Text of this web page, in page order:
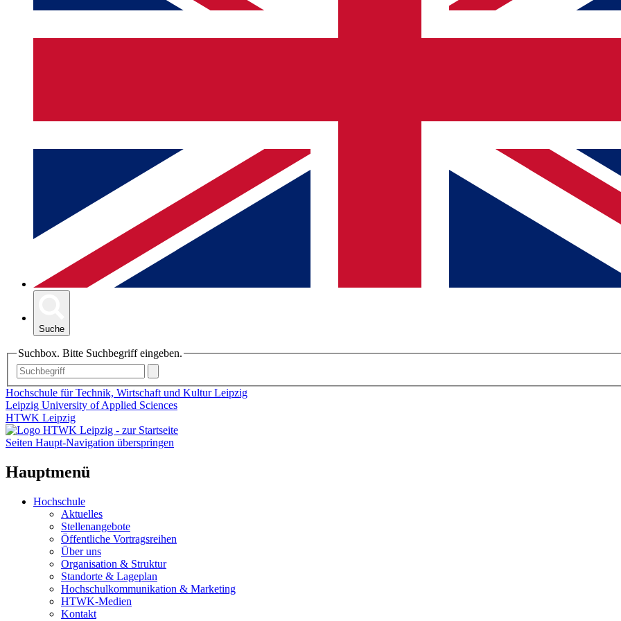
Suche
Suchbox. Bitte Suchbegriff eingeben.
Hochschule für Technik, Wirtschaft und Kultur Leipzig
Leipzig University of Applied Sciences
HTWK Leipzig
Seiten Haupt-Navigation überspringen
Hauptmenü
Hochschule
Aktuelles
Stellenangebote
Öffentliche Vortragsreihen
Über uns
Organisation & Struktur
Standorte & Lageplan
Hochschulkommunikation & Marketing
HTWK-Medien
Kontakt